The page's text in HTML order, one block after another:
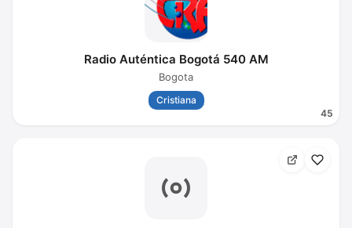
45
Radio Auténtica Bogotá 540 AM
Bogota
Cristiana